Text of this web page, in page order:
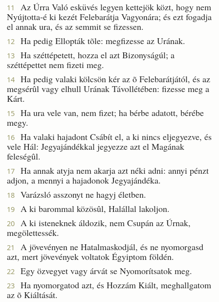
11
Az Úrra Való esküvés legyen kettejök közt, hogy nem
Nyújtotta-é ki kezét Felebarátja Vagyonára; és ezt fogadja
el annak ura, és az semmit se fizessen.
12 Ha pedig Ellopták tõle: megfizesse az Urának.
13
Ha széttépetett, hozza el azt Bizonyságúl; a
széttépettet nem fizeti meg.
14
Ha pedig valaki kölcsön kér az õ Felebarátjától, és az
megsérûl vagy elhull Urának Távollétében: fizesse meg a
Kárt.
15
Ha ura vele van, nem fizet; ha bérbe adatott, bérébe
megy.
16
Ha valaki hajadont Csábít el, a ki nincs eljegyezve, és
vele Hál: Jegyajándékkal jegyezze azt el Magának
feleségûl.
17
Ha annak atyja nem akarja azt néki adni: annyi pénzt
adjon, a mennyi a hajadonok Jegyajándéka.
18 Varázsló asszonyt ne hagyj életben.
19 A ki barommal közösûl, Halállal lakoljon.
20
A ki isteneknek áldozik, nem Csupán az Úrnak,
megölettessék.
21
A jövevényen ne Hatalmaskodjál, és ne nyomorgasd
azt, mert jövevények voltatok Égyiptom földén.
22 Egy özvegyet vagy árvát se Nyomorítsatok meg.
23
Ha nyomorgatod azt, és Hozzám Kiált, meghallgatom
az õ Kiáltását.